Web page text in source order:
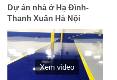
Dự án nhà ở Hạ Đình-
Thanh Xuân Hà Nội
Xem video